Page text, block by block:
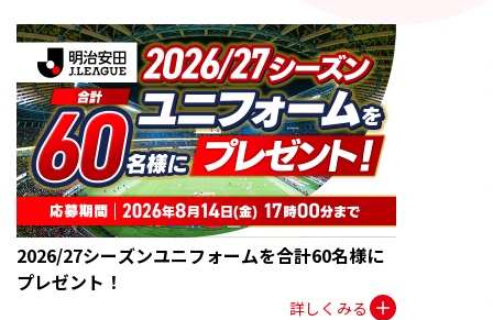
2026/27シーズンユニフォームを合計60名様に
プレゼント！
詳しくみる